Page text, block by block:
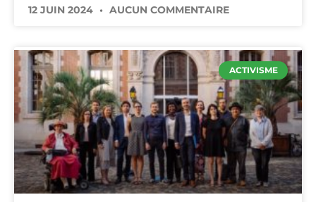
12 JUIN 2024 AUCUN COMMENTAIRE
ACTIVISME